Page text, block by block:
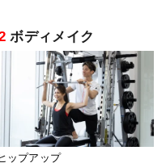
ボディメイク
ップアップ